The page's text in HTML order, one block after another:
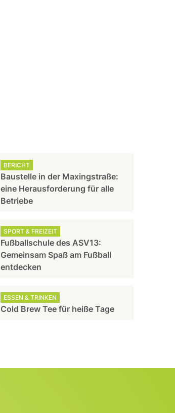
BERICHT
Baustelle in der Maxingstraße:
eine Herausforderung für alle
Betriebe
SPORT & FREIZEIT
Fußballschule des ASV13:
Gemeinsam Spaß am Fußball
entdecken
ESSEN & TRINKEN
Cold Brew Tee für heiße Tage